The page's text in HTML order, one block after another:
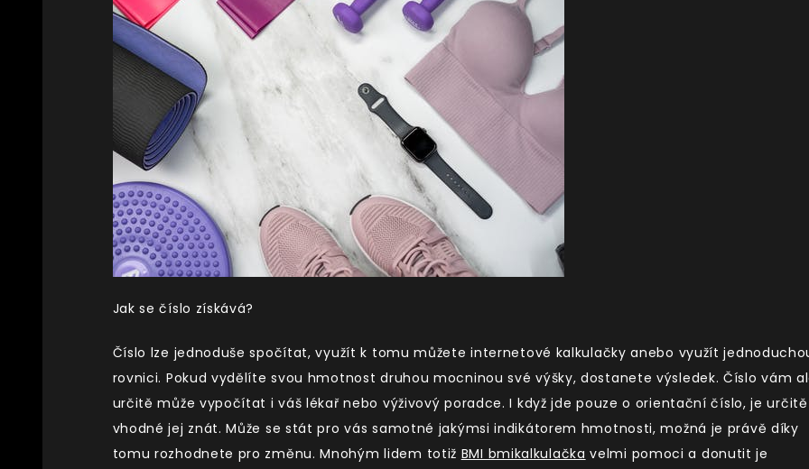
Jak se číslo získává?
Číslo lze jednoduše spočítat, využít k tomu můžete internetové kalkulačky anebo využít
rovnici. Pokud vydělíte svou hmotnost druhou mocninou své výšky, dostanete výsledek. Číslo vám
určitě může vypočítat i váš lékař nebo výživový poradce. I když jde pouze o orientační číslo, je určitě
vhodné jej znát. Může se stát pro vás samotné jakýmsi indikátorem hmotnosti, možná je právě díky
tomu rozhodnete pro změnu. Mnohým lidem totiž BMI bmikalkulačka velmi pomoci a donutit je